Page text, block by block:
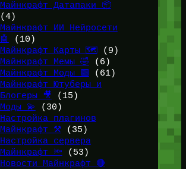
Майнкрафт Датапаки 📦
(4)
Майнкрафт ИИ Нейросети
🤖
(10)
Майнкрафт Карты 🗺️ (9)
Майнкрафт Мемы 🤣 (6)
Майнкрафт Моды 🟩
(61)
Майнкрафт Ютуберы и
Блогеры 🎥
(15)
Моды 💫
(30)
Настройка плагинов
Майнкрафт ⚒️(35)
Настройка сервера
Майнкрафт 🔦 (53)
Новости Майнкрафт 🔴